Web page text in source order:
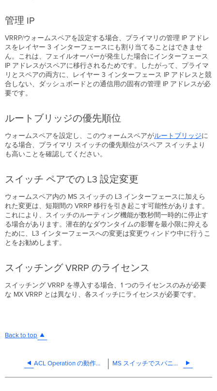
管理 IP
VRRP/ウォームスペアを設定する場合、プライマリの管理 IP アドレ
スをレイヤー 3 インターフェースにも割り当てることはできませ
ん。これは、フェイルオーバーが発生した場合にインターフェース
IP アドレスがスペアに移行されるためです。したがって、プライマ
リとスペアの両方に、レイヤー 3 インターフェース IP アドレスと競
合しない、ダッシュボードとの通信用の固有の管理 IP アドレスが必
要です。
ルートブリッジの優先順位
ウォームスペアを設定し、このウォームスペアがルートブリッジに
なる場合、プライマリ スイッチの優先順位がスペア スイッチより
も高いことを確認してください。
スイッチ ペアでの L3 設定変更
ウォームスペア内の MS スイッチの L3 インターフェースに加えら
れた変更は、短期間の VRRP 移行を引き起こす可能性があります。
これにより、スイッチのルーティング機能が数秒間一時的に停止す
る場合があります。潜在的なダウンタイムの影響を最小限に抑える
ために、L3 インターフェースへの変更は変更ウィンドウ中に行うこ
とをお勧めします。
スイッチング VRRP のライセンス
スイッチング VRRP を導入する場合、1 つのライセンスのみが必要
な MX VRRP とは異なり、各スイッチにライセンスが必要です。
Back to top
ACL Operation の動作について MS スイッチでスパニングツリー (STP) を設定する